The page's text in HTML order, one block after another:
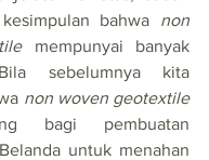
bahwa non
mempunyai banyak
sebelumnya kita
non woven geotextile
bagi pembuatan
untuk menahan